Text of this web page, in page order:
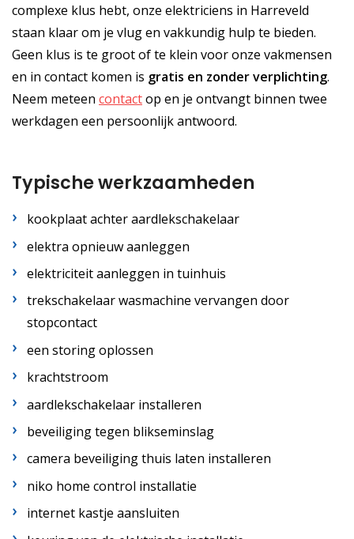
complexe klus hebt, onze elektriciens in Harreveld
staan klaar om je vlug en vakkundig hulp te bieden.
Geen klus is te groot of te klein voor onze vakmensen
en in contact komen is gratis en zonder verplichting.
Neem meteen contactop en je ontvangt binnen twee
werkdagen een persoonlijk antwoord.
Typische werkzaamheden
kookplaat achter aardlekschakelaar
elektra opnieuw aanleggen
elektriciteit aanleggen in tuinhuis
trekschakelaar wasmachine vervangen door
stopcontact
een storing oplossen
krachtstroom
aardlekschakelaar installeren
beveiliging tegen blikseminslag
camera beveiliging thuis laten installeren
niko home control installatie
internet kastje aansluiten